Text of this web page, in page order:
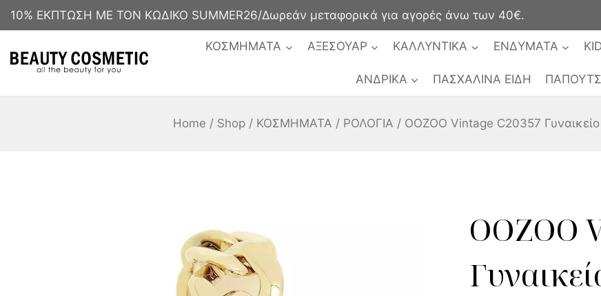
10% ΕΚΠΤΩΣΗ ΜΕ ΤΟΝ ΚΩΔΙΚΟ SUMMER26/Δωρεάν μεταφορικά για αγορές άνω των 40€.
ΚΟΣΜΗΜΑΤΑ ΑΞΕΣΟΥΑΡ ΚΑΛΛΥΝΤΙΚΑ ΕΝΔΥΜΑΤΑ
ΑΝΔΡΙΚΑ ΠΑΣΧΑΛΙΝΑ ΕΙΔΗ
Home / Shop / ΚΟΣΜΗΜΑΤΑ / ΡΟΛΟΓΙΑ / OOZOO Vintage C20357
OOZOO